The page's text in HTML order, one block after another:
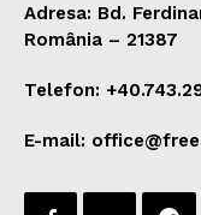
Adresa: Bd.
România – 21387
Telefon:
E-mail: